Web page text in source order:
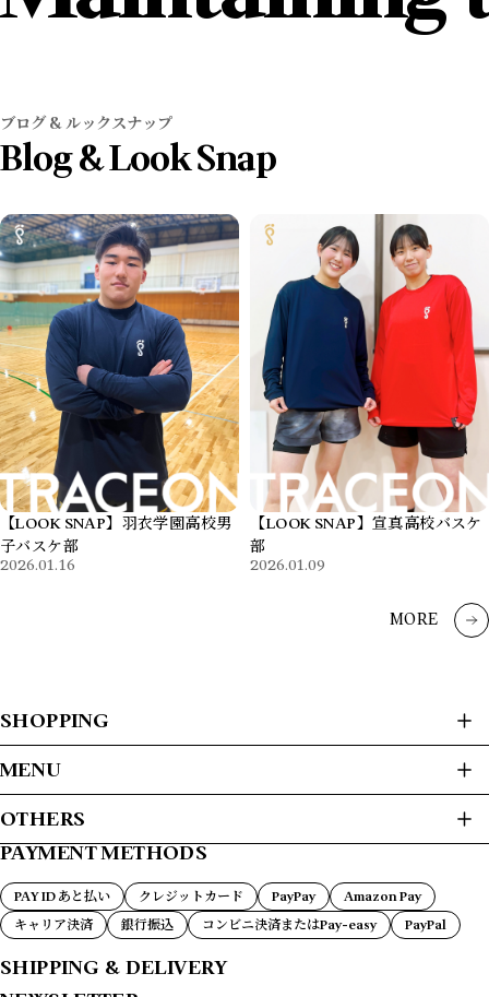
Blog & Look Snap
ブログ & ルックスナップ
【LOOK SNAP】羽衣学園高校男
子バスケ部
2026.01.16
【LOOK SNAP】宣真高校バスケ
部
2026.01.09
MORE
SHOPPING
ALL ITEMS
Dry Tees
Dry Long Tee
Sweatshirt
Daily
Bag
Sticker
MENU
HOME
SHOP GUIDE
PAYMENT METHODS
FAQ
BLOG
MEMBERSHIP
OTHERS
プライバシーポリシー
特定商取引法に基づく表記
会員規約
PAYMENT METHODS
PAY ID あと払い クレジットカード PayPay
Amazon Pay
キャリア決済
銀行振込 コンビニ決済またはPay-easy PayPal
SHIPPING & DELIVERY